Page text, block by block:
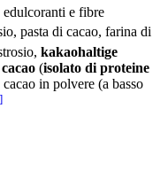
edulcoranti e fibre
pasta di cacao, farina di
kakaohaltige
(isolato di proteine ​​
in polvere (a basso